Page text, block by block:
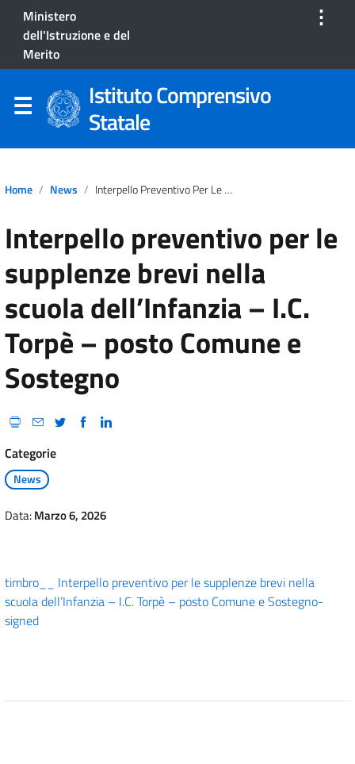
Ministero
dell'Istruzione e del
Merito
⋮
Istituto Comprensivo
Statale
Home News Interpello Preventivo Per Le Supplenze Brevi Nella Scuola Dell’Infanzia – I.C. Torpè – Posto Comune E Sostegno
Interpello preventivo per le
supplenze brevi nella
scuola dell’Infanzia – I.C.
Torpè – posto Comune e
Sostegno
Categorie
News
Data:Marzo 6, 2026
timbro__ Interpello preventivo per le supplenze brevi nella
scuola dell’Infanzia – I.C. Torpè – posto Comune e Sostegno-
signed